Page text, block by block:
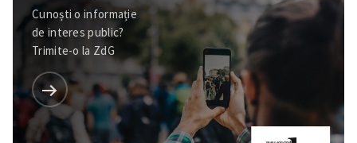
Cunoști o informație
de interes public?
Trimite-o la ZdG